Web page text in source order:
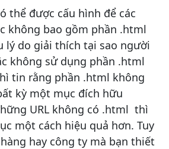
thể được cấu hình để các
không bao gồm phần .html
lý do giải thích tại sao người
không sử dụng phần .html
tin rằng phần .html không
kỳ một mục đích hữu
URL không có .html thì
một cách hiệu quả hơn. Tuy
hay công ty mà bạn thiết